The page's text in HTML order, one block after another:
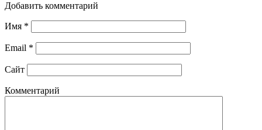
Добавить комментарий
Имя *
Email *
Сайт
Комментарий